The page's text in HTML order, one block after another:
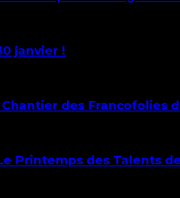
janvier !
des Francofolies
Printemps des Talents